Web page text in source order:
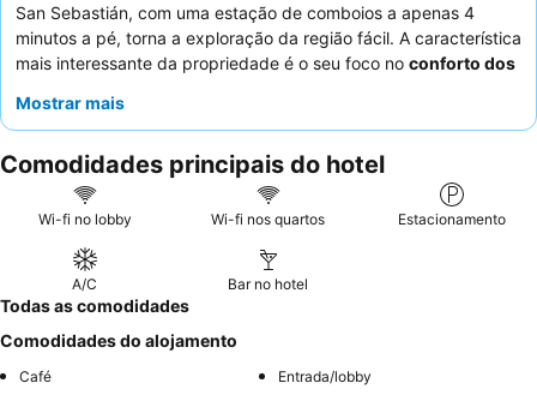
San Sebastián, com uma estação de comboios a apenas 4
minutos a pé, torna a exploração da região fácil. A característica
mais interessante da propriedade é o seu foco no conforto dos
garantem uma estadia tranquila. Os hóspedes elogiam
prestabilidade excecionais, e asofertas de pequeno-almoço
são frequentemente destacadas como abrangentes e
satisfatórias. Para uma estadia mais tranquila, os hóspedes
Mostrar mais
Comodidades principais do hotel
Wi-fi no lobby Wi-fi nos quartos Estacionamento
A/C Bar no hotel
Todas as comodidades
Comodidades do alojamento
Café
Entrada/lobby